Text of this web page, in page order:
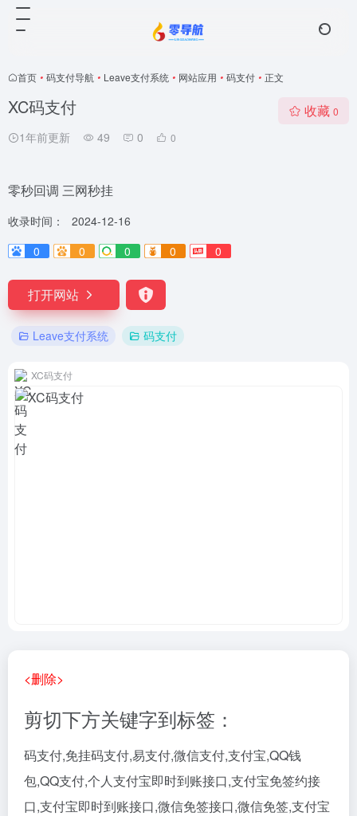
首页 • 码支付导航 • Leave支付系统 • 网站应用 • 码支付 • 正文
XC码支付
1年前更新 49 0 0
收藏 0
零秒回调 三网秒挂
收录时间：
2024-12-16
0
0 0 0 0
打开网站
Leave支付系统 码支付
XC码支付
<删除>
剪切下方关键字到标签：
码支付,免挂码支付,易支付,微信支付,支付宝,QQ钱
包,QQ支付,个人支付宝即时到账接口,支付宝免签约接
口,支付宝即时到账接口,微信免签接口,微信免签,支付宝